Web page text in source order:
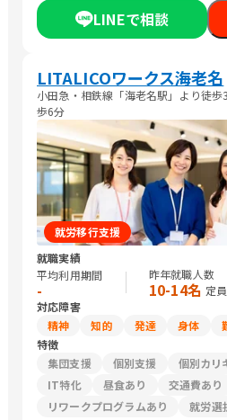
LINEで相談
LITALICOワークス海老名
小田急・相鉄線「海老名駅」より徒
歩6分
就労移行支援
就職実績
平均利用期間
-
昨年就職人数
10-14名 定
対応障害
精神
知的 発達 身体
特徴
集団支援
個別支援 個別カリ
IT特化
昼食あり 交通費あり
リワークプログラムあり
就労選